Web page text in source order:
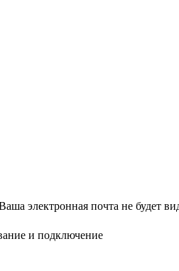
электронная почта не будет
и подключение